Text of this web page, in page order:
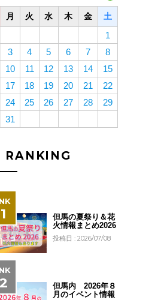
月 火 水 木 金 土
1
3 4 5 6 7
8
10 11 12 13 14
15
17 18 19 20 21
22
24 25 26 27 28
29
31
RANKING
但馬の夏祭り＆花
火情報まとめ2026
投稿日 : 2026/07/08
但馬内 2026年８
月のイベント情報